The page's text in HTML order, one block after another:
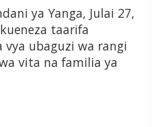
ya Yanga, Julai 27,
taarifa
ubaguzi wa rangi
vita na familia ya